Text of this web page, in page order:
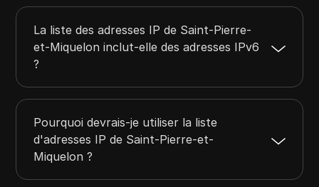
La liste des adresses IP de Saint-Pierre-
et-Miquelon inclut-elle des adresses IPv6
?
Pourquoi devrais-je utiliser la liste
d'adresses IP de Saint-Pierre-et-
Miquelon ?